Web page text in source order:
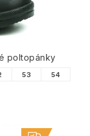
poltopánky
53 54